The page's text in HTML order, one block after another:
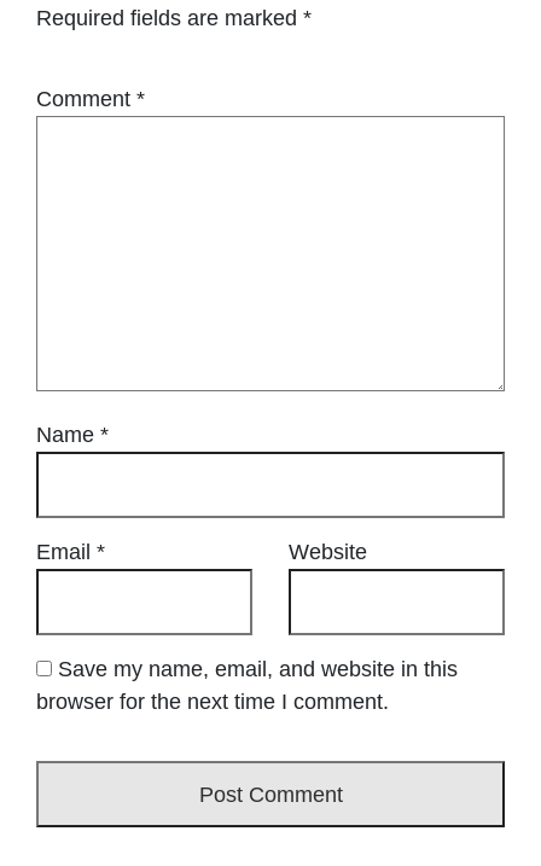
Required fields are marked *
Comment *
Name *
Email * Website
Save my name, email, and website in this
browser for the next time I comment.